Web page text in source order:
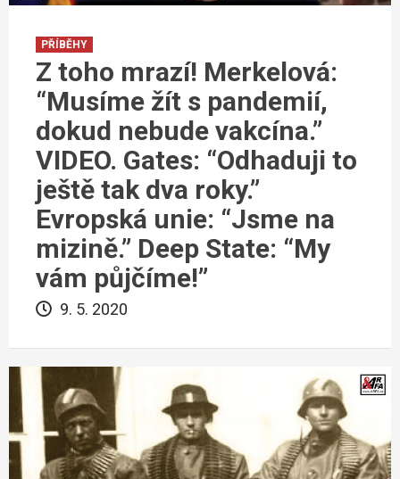
PŘÍBĚHY
Z toho mrazí! Merkelová:
“Musíme žít s pandemií,
dokud nebude vakcína.”
VIDEO. Gates: “Odhaduji to
ještě tak dva roky.”
Evropská unie: “Jsme na
mizině.” Deep State: “My
vám půjčíme!”
9. 5. 2020